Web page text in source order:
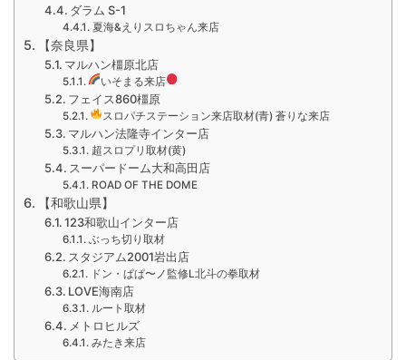
ダラム S-1
夏海&えりスロちゃん来店
【奈良県】
マルハン橿原北店
いそまる来店
フェイス860橿原
スロパチステーション来店取材(青) 蒼りな来店
マルハン法隆寺インター店
超スロプリ取材(黄)
スーパードーム大和高田店
ROAD OF THE DOME
【和歌山県】
123和歌山インター店
ぶっち切り取材
スタジアム2001岩出店
ドン・ぱぱ〜ノ監修L北斗の拳取材
LOVE海南店
ルート取材
メトロヒルズ
みたき来店